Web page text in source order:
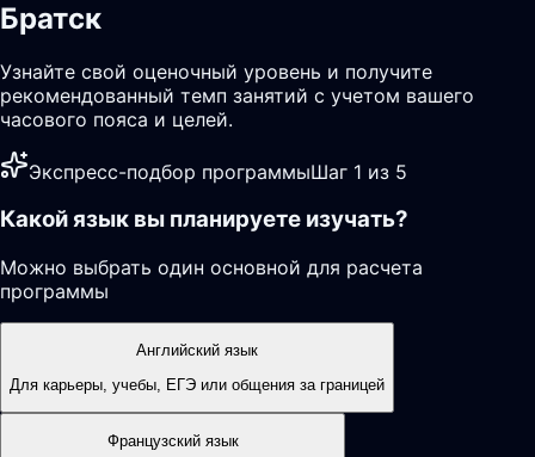
Братск
Узнайте свой оценочный уровень и получите
рекомендованный темп занятий с учетом вашего
часового пояса и целей.
Экспресс-подбор программыШаг 1 из 5
Какой язык вы планируете изучать?
Можно выбрать один основной для расчета
программы
Английский язык
Для карьеры, учебы, ЕГЭ или общения за границей
Французский язык